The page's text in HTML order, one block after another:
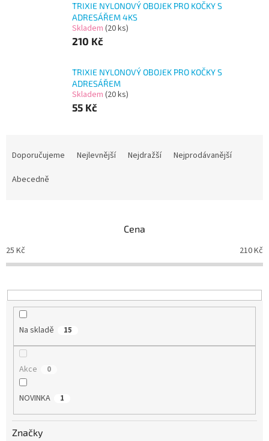
TRIXIE NYLONOVÝ OBOJEK PRO KOČKY S
ADRESÁŘEM 4KS
Skladem (20 ks)
210 Kč
TRIXIE NYLONOVÝ OBOJEK PRO KOČKY S
ADRESÁŘEM
Skladem (20 ks)
55 Kč
o
d
k
t
Doporučujeme Nejlevnější Nejdražší
Nejprodávanější
Abecedně
Cena
25 Kč 210Kč
Na skladě 15
Akce 0
NOVINKA 1
Značky